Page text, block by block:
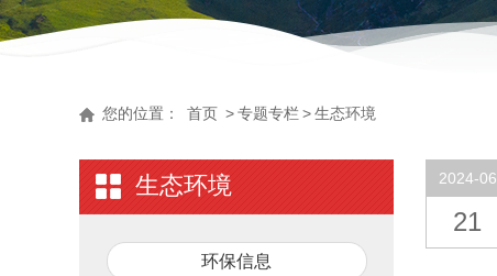
您的位置： 首页 >专题专栏>生态环境
生态环境
环保信息
2024-06
21